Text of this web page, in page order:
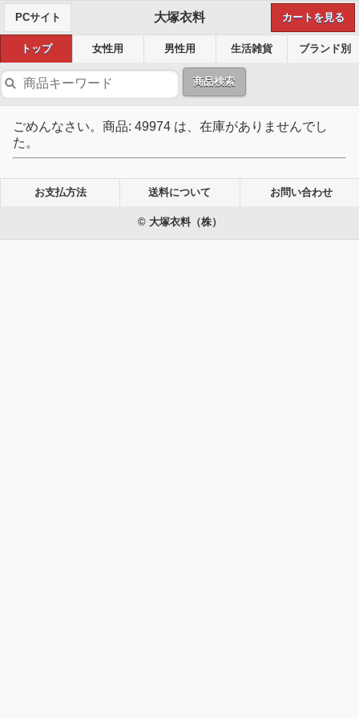
PCサイト 大塚衣料 カートを見る
トップ 女性用 男性用 生活雑貨 ブランド別
商品検索
ごめんなさい。商品: 49974 は、在庫がありませんでし
た。
お支払方法 送料について お問い合わせ
© 大塚衣料（株）